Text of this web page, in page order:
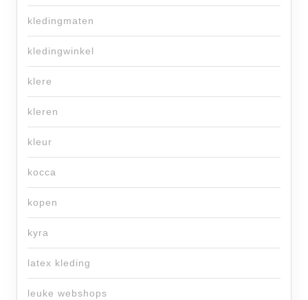
kledingmaten
kledingwinkel
klere
kleren
kleur
kocca
kopen
kyra
latex kleding
leuke webshops